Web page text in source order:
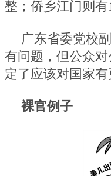
整；侨乡江门则有
广东省委党校
有问题，但公众
定了应该对国家有
裸官例子